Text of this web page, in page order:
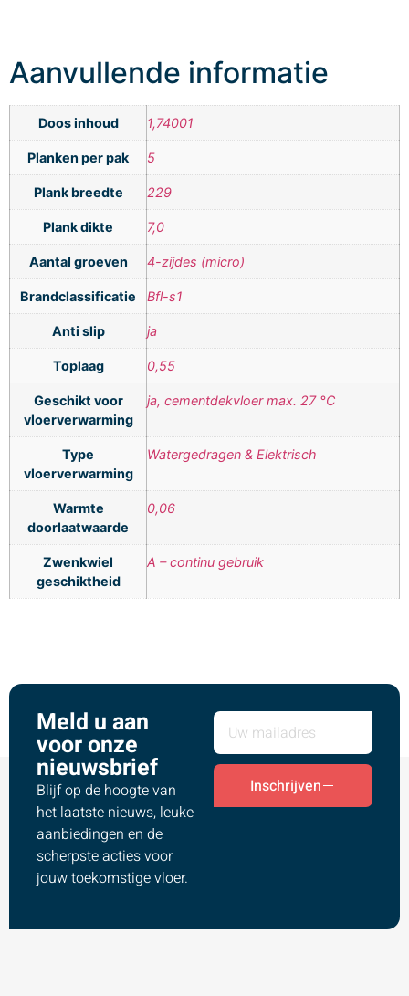
Aanvullende informatie
Doos inhoud 1,74001
Planken per pak 5
Plank breedte 229
Plank dikte 7,0
Aantal groeven 4-zijdes (micro)
Brandclassificatie Bfl-s1
Anti slip ja
Toplaag 0,55
Geschikt voor
vloerverwarming
ja, cementdekvloer max. 27 °C
Type
vloerverwarming
Watergedragen & Elektrisch
Warmte
doorlaatwaarde
0,06
Zwenkwiel
geschiktheid
A – continu gebruik
Meld u aan
voor onze
nieuwsbrief
Blijf op de hoogte van
het laatste nieuws, leuke
aanbiedingen en de
scherpste acties voor
jouw toekomstige vloer.
Inschrijven